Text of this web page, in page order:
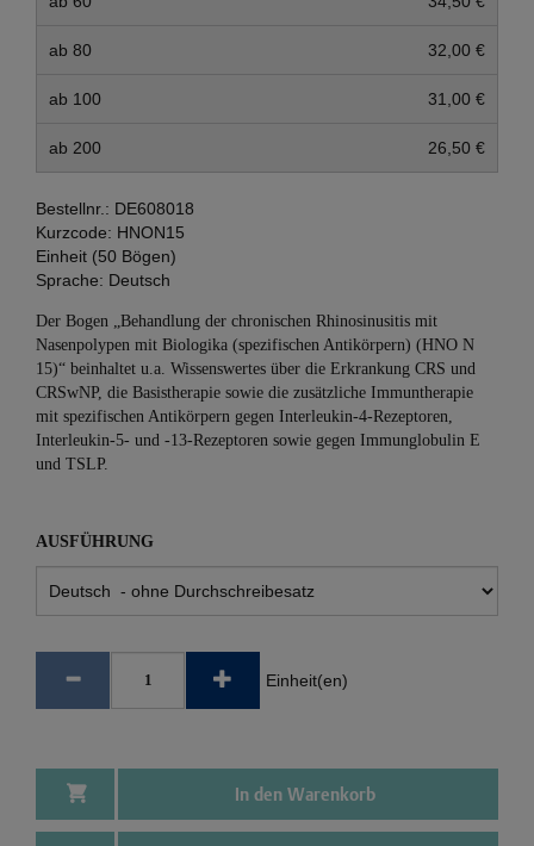
ab 80 32,00 €
ab 100 31,00 €
ab 200 26,50 €
Bestellnr.: DE608018
Kurzcode: HNON15
Einheit (50 Bögen)
Sprache: Deutsch
Der Bogen „Behandlung der chronischen Rhinosinusitis mit
Nasenpolypen mit Biologika (spezifischen Antikörpern) (HNO N
15)“ beinhaltet u.a. Wissenswertes über die Erkrankung CRS und
CRSwNP, die Basistherapie sowie die zusätzliche Immuntherapie
mit spezifischen Antikörpern gegen Interleukin-4-Rezeptoren,
Interleukin-5- und -13-Rezeptoren sowie gegen Immunglobulin E
und TSLP.
AUSFÜHRUNG
Einheit(en)
In den Warenkorb